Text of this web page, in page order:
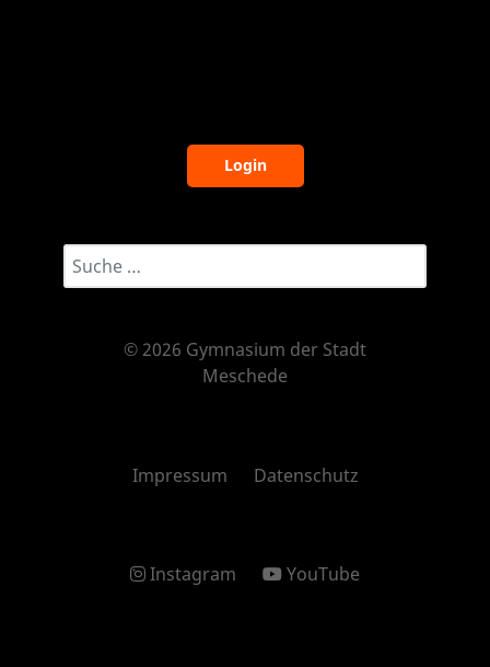
Login
Suchwort eingeben...
© 2026 Gymnasium der Stadt
Meschede
Impressum Datenschutz
Instagram YouTube